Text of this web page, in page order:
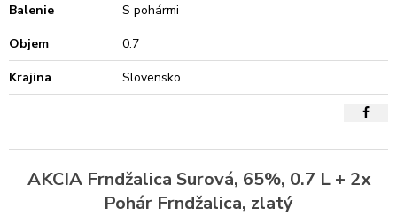
Balenie
S pohármi
Objem
0.7
Krajina
Slovensko
AKCIA Frndžalica Surová, 65%, 0.7 L + 2x
Pohár Frndžalica, zlatý